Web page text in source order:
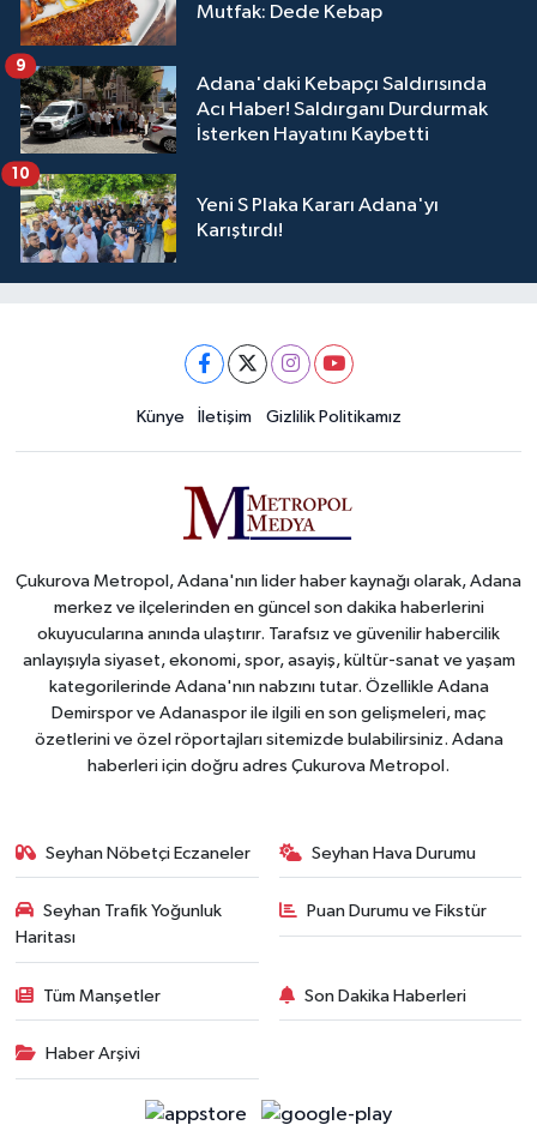
Mutfak: Dede Kebap
Adana'daki Kebapçı Saldırısında
Acı Haber! Saldırganı Durdurmak
İsterken Hayatını Kaybetti
9
Yeni S Plaka Kararı Adana'yı
Karıştırdı!
10
Künye İletişim Gizlilik Politikamız
Çukurova Metropol, Adana'nın lider haber kaynağı olarak, Adana
merkez ve ilçelerinden en güncel son dakika haberlerini
okuyucularına anında ulaştırır. Tarafsız ve güvenilir habercilik
anlayışıyla siyaset, ekonomi, spor, asayiş, kültür-sanat ve yaşam
kategorilerinde Adana'nın nabzını tutar. Özellikle Adana
Demirspor ve Adanaspor ile ilgili en son gelişmeleri, maç
özetlerini ve özel röportajları sitemizde bulabilirsiniz. Adana
haberleri için doğru adres Çukurova Metropol.
Seyhan Nöbetçi Eczaneler Seyhan Hava Durumu
Seyhan Trafik Yoğunluk
Haritası
Puan Durumu ve Fikstür
Tüm Manşetler Son Dakika Haberleri
Haber Arşivi